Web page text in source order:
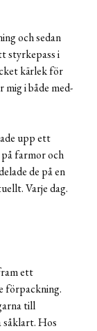
och sedan
styrkepass i
kärlek för
i både med-
upp ett
farmor och
de på en
Varje dag.
ett
förpackning.
till
såklart. Hos